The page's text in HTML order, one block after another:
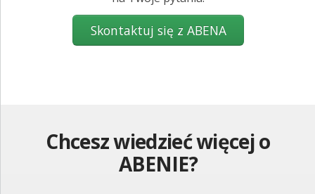
Skontaktuj się z ABENA
Chcesz wiedzieć więcej o
ABENIE?